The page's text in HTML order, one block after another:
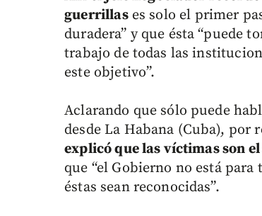
guerrillases solo el primer
duradera” y que ésta “puede
trabajo de todas las
este objetivo”.
Aclarando que sólo puede
desde La Habana (Cuba), por
explicó que las víctimas son
que “el Gobierno no está
éstas sean reconocidas”.